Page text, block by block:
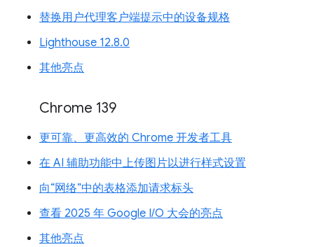
替换用户代理客户端提示中的设备规格
Lighthouse 12.8.0
其他亮点
Chrome 139
更可靠、更高效的 Chrome 开发者工具
在 AI 辅助功能中上传图片以进行样式设置
向“网络”中的表格添加请求标头
查看 2025 年 Google I/O 大会的亮点
其他亮点